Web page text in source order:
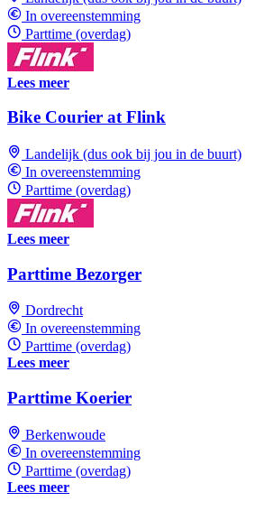
In overeenstemming
Parttime (overdag)
Lees meer
Bike Courier at Flink
Landelijk (dus ook bij jou in de buurt)
In overeenstemming
Parttime (overdag)
Lees meer
Parttime Bezorger
Dordrecht
In overeenstemming
Parttime (overdag)
Lees meer
Parttime Koerier
Berkenwoude
In overeenstemming
Parttime (overdag)
Lees meer